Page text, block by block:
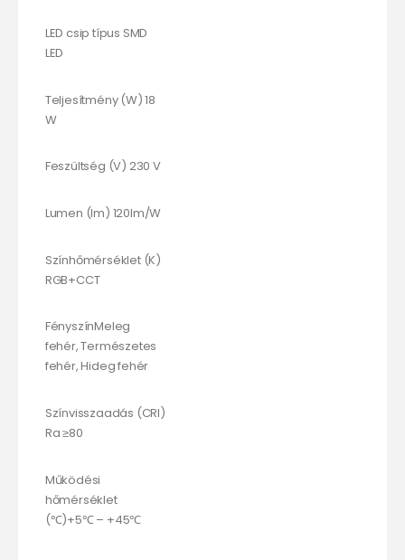
LED csip típus SMD
LED
Teljesítmény (W) 18
W
Feszültség (V) 230 V
Lumen (lm) 120lm/W
Színhőmérséklet (K)
RGB+CCT
FényszínMeleg
fehér, Természetes
fehér, Hideg fehér
Színvisszaadás (CRI)
Ra ≥80
Működési
hőmérséklet
(℃)+5℃ – +45℃